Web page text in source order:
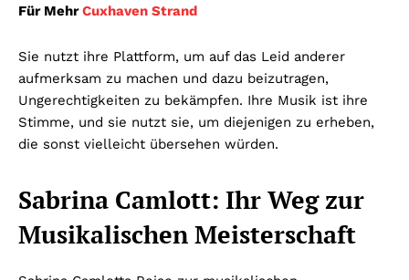
Für MehrCuxhaven Strand
Sie nutzt ihre Plattform, um auf das Leid anderer
aufmerksam zu machen und dazu beizutragen,
Ungerechtigkeiten zu bekämpfen. Ihre Musik ist ihre
Stimme, und sie nutzt sie, um diejenigen zu erheben,
die sonst vielleicht übersehen würden.
Sabrina Camlott: Ihr Weg zur
Musikalischen Meisterschaft